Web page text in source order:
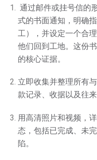
通过邮件或挂号信的
式的书面通知，明确
工），并设定一个合
他们回到工地。这份
的核心证据。
立即收集并整理所有
款记录、收据以及往
用高清照片和视频，
态，包括已完成、未
陷。